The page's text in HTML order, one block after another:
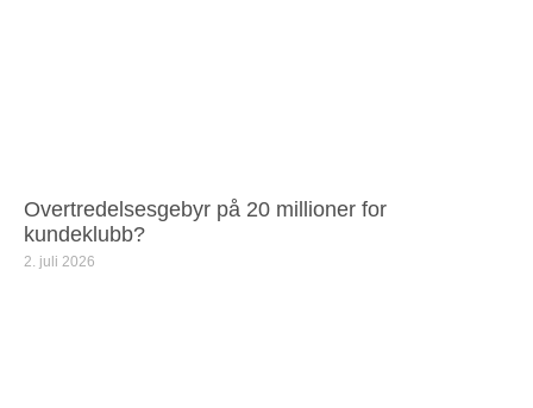
Overtredelsesgebyr på 20 millioner for
kundeklubb?
2. juli 2026